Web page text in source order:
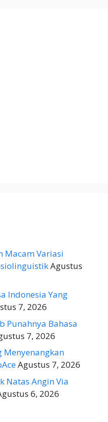
Macam Variasi
Agustus
Indonesia Yang
7, 2026
Punahnya Bahasa
7, 2026
Menyenangkan
Agustus 7, 2026
Natas Angin Via
6, 2026